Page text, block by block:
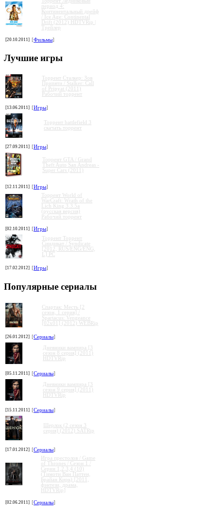
период 4:
Континентальный дрейф
/ Ice Age: Continental
Drift (2012) HDTVRip |
Трейлер
[20.10.2011] [Фильмы]
Лучшие игры
Торрент Сталкер: Зов
Припяти / Stalker: Call
of Pripyat (2011)
Рабочий торрент
[13.06.2011] [Игры]
Торрент battlefield 3
скачать торрент
[27.09.2011] [Игры]
Торрент GTA / Grand
Theft Auto San Andreas -
Super Cars (2011)
[12.11.2011] [Игры]
Торрент World of
WarCraft: Wrath of the
Lich King 3.3.5a
(русская версия)
Рабочий торрент
[02.10.2011] [Игры]
Торрент Торрент
Cиндикат / Syndicate
[2012, RUS/ENG/ENG,
L] PC
[17.02.2012] [Игры]
Популярные сериалы
Спартак: Месть [2
сезон, 1 серия] /
Spartacus: Vengeance
[02x01] (2012) WEBRip
[26.01.2012] [Сериалы]
Дневники вампира [3
сезон 8 серия] (2011)
HDTVRip
[05.11.2011] [Сериалы]
Дневники вампира [3
сезон 9 серия] (2011)
HDTVRip
[15.11.2011] [Сериалы]
Шерлок (2 сезон 3
серия) (2012) SATRip
[17.01.2012] [Сериалы]
Игра престолов / Game
of Thrones / Сезон 1 /
Серии 1,2,3,4 (10)
(Тимоти Ван Паттен,
Брайан Кирк) [2011,
фэнтези, драма,
HDTVRip]
[02.06.2011] [Сериалы]
»